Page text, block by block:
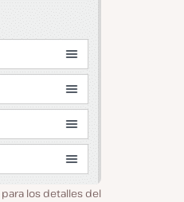
los detalles del